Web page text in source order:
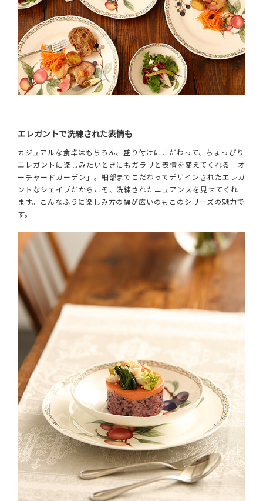
エレガントで洗練された表情も
カジュアルな食卓はもちろん、盛り付けにこだわって、ちょっぴり
エレガントに楽しみたいときにもガラリと表情を変えてくれる「オ
ーチャードガーデン」。細部までこだわってデザインされたエレガ
ントなシェイプだからこそ、洗練されたニュアンスを見せてくれ
ます。こんなふうに楽しみ方の幅が広いのもこのシリーズの魅力で
す。